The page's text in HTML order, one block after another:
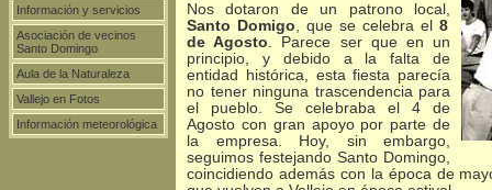
Información y servicios
Asociación de vecinos
Santo Domingo
Aula de la Naturaleza
Vallejo en Fotos
Información meteorológica
Nos dotaron de un patrono local,
Santo Domigo, que se celebra el 8
de Agosto. Parece ser que en un
principio, y debido a la falta de
entidad histórica, esta fiesta parecía
no tener ninguna trascendencia para
el pueblo. Se celebraba el 4 de
Agosto con gran apoyo por parte de
la empresa. Hoy, sin embargo,
seguimos festejando Santo Domingo,
coincidiendo además con la época de